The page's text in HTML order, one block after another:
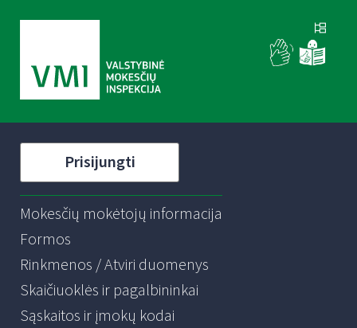
Prisijungti
Mokesčių mokėtojų informacija
Formos
Rinkmenos / Atviri duomenys
Skaičiuoklės ir pagalbininkai
Sąskaitos ir įmokų kodai